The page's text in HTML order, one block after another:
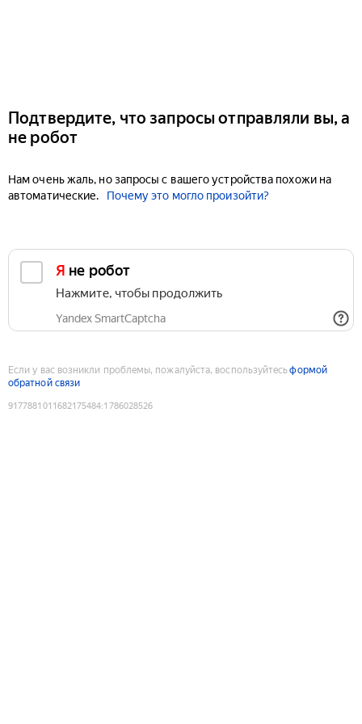
Подтвердите, что запросы отправляли вы, а
не робот
Нам очень жаль, но запросы с вашего устройства похожи на
автоматические.
Почему это могло произойти?
Я не робот
Нажмите, чтобы продолжить
Yandex SmartCaptcha
Если у вас возникли проблемы, пожалуйста, воспользуйтесьформой
обратной связи
9177881011682175484:1786028526